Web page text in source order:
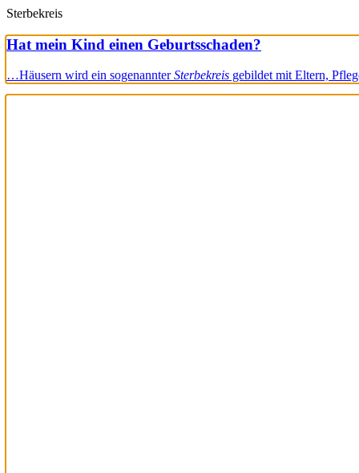
Sterbekreis
Hat mein Kind einen Geburtsschaden?
…Häusern wird ein sogenannterSterbekreis gebildet mit Eltern,